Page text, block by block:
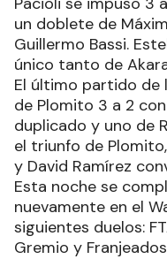
un doblete de
Guillermo Bassi.
único tanto de
El último partido de
de Plomito 3 a 2
duplicado y uno de
el triunfo de
y David Ramírez
Esta noche se
nuevamente en el
siguientes duelos:
Gremio y